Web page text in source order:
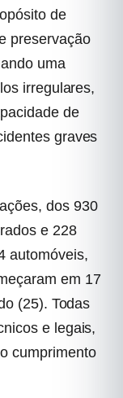
de
preservação
uma
irregulares,
de
graves
dos 930
e 228
automóveis,
em 17
(25). Todas
e legais,
cumprimento